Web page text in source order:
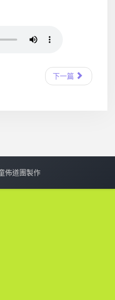
下一篇
佈道團製作